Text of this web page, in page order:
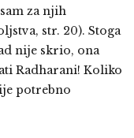
za njih
str. 20). Stoga
nije skrio, ona
Radharani! Koliko
potrebno